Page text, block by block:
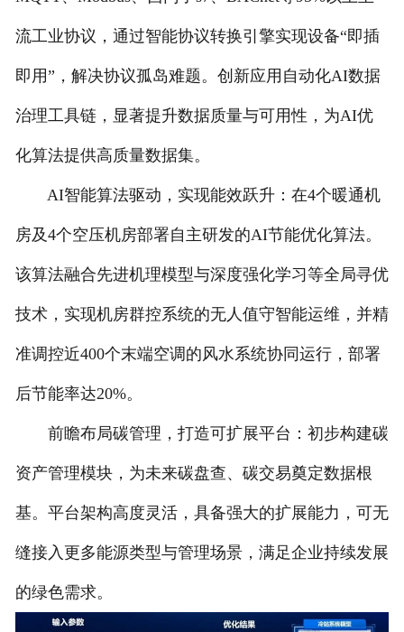
流工业协议，通过智能协议转换引擎实现设备“即插
即用”，解决协议孤岛难题。创新应用自动化AI数据
治理工具链，显著提升数据质量与可用性，为AI优
化算法提供高质量数据集。
AI智能算法驱动，实现能效跃升：在4个暖通机
房及4个空压机房部署自主研发的AI节能优化算法。
该算法融合先进机理模型与深度强化学习等全局寻优
技术，实现机房群控系统的无人值守智能运维，并精
准调控近400个末端空调的风水系统协同运行，部署
后节能率达20%。
前瞻布局碳管理，打造可扩展平台：初步构建碳
资产管理模块，为未来碳盘查、碳交易奠定数据根
基。平台架构高度灵活，具备强大的扩展能力，可无
缝接入更多能源类型与管理场景，满足企业持续发展
的绿色需求。